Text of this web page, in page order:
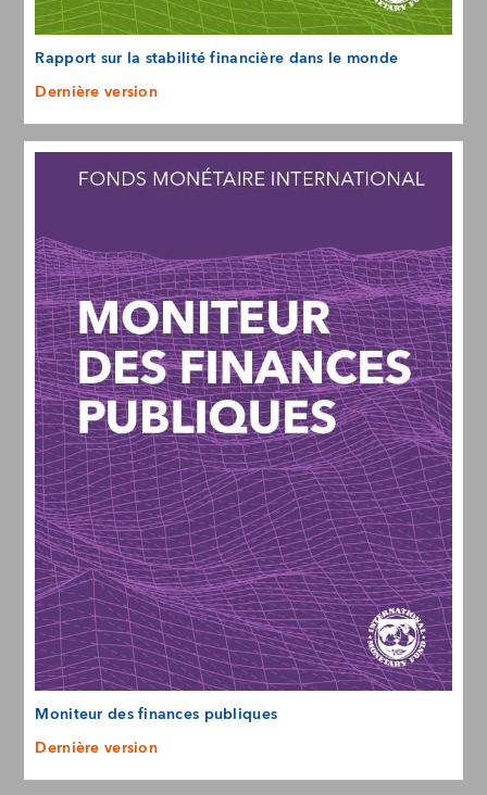
Rapport sur la stabilité financière dans le monde
Dernière version
Moniteur des finances publiques
Dernière version